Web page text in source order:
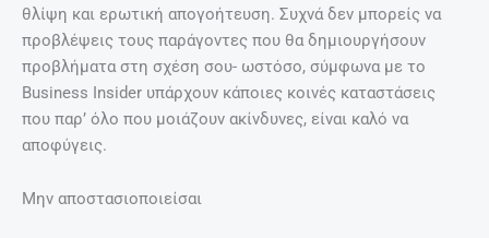
θλίψη και ερωτική απογοήτευση. Συχνά δεν μπορείς να
προβλέψεις τους παράγοντες που θα δημιουργήσουν
προβλήματα στη σχέση σου- ωστόσο, σύμφωνα με το
Βusiness Insider υπάρχουν κάποιες κοινές καταστάσεις
που παρ’ όλο που μοιάζουν ακίνδυνες, είναι καλό να
αποφύγεις.
Μην αποστασιοποιείσαι